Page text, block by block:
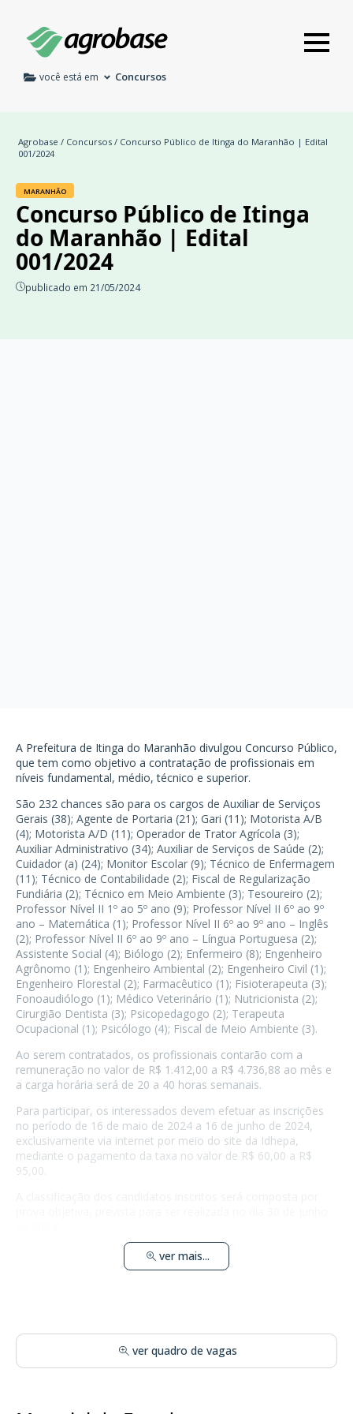
você está em Concursos
Agrobase / Concursos / Concurso Público de Itinga do Maranhão | Edital
001/2024
MARANHÃO
Concurso Público de Itinga
do Maranhão | Edital
001/2024
publicado em 21/05/2024
A Prefeitura de Itinga do Maranhão divulgou Concurso Público,
que tem como objetivo a contratação de profissionais em
níveis fundamental, médio, técnico e superior.
São 232 chances são para os cargos de Auxiliar de Serviços
Gerais (38); Agente de Portaria (21); Gari (11); Motorista A/B
(4); Motorista A/D (11); Operador de Trator Agrícola (3);
Auxiliar Administrativo (34); Auxiliar de Serviços de Saúde (2);
Cuidador (a) (24); Monitor Escolar (9); Técnico de Enfermagem
(11); Técnico de Contabilidade (2); Fiscal de Regularização
Fundiária (2); Técnico em Meio Ambiente (3); Tesoureiro (2);
Professor Nível II 1º ao 5º ano (9); Professor Nível II 6º ao 9º
ano – Matemática (1); Professor Nível II 6º ao 9º ano – Inglês
(2); Professor Nível II 6º ao 9º ano – Língua Portuguesa (2);
Assistente Social (4); Biólogo (2); Enfermeiro (8); Engenheiro
Agrônomo (1); Engenheiro Ambiental (2); Engenheiro Civil (1);
Engenheiro Florestal (2); Farmacêutico (1); Fisioterapeuta (3);
Fonoaudiólogo (1); Médico Veterinário (1); Nutricionista (2);
Cirurgião Dentista (3); Psicopedagogo (2); Terapeuta
Ocupacional (1); Psicólogo (4); Fiscal de Meio Ambiente (3).
Ao serem contratados, os profissionais contarão com a
remuneração no valor de R$ 1.412,00 a R$ 4.736,88 ao mês e
a carga horária será de 20 a 40 horas semanais.
Para participar, os interessados devem efetuar as inscrições
no período de 16 de maio de 2024 a 16 de junho de 2024,
exclusivamente via internet por meio do site da Idhepa,
mediante o pagamento da taxa no valor de R$ 60,00 a R$
95,00.
ver mais...
ver quadro de vagas